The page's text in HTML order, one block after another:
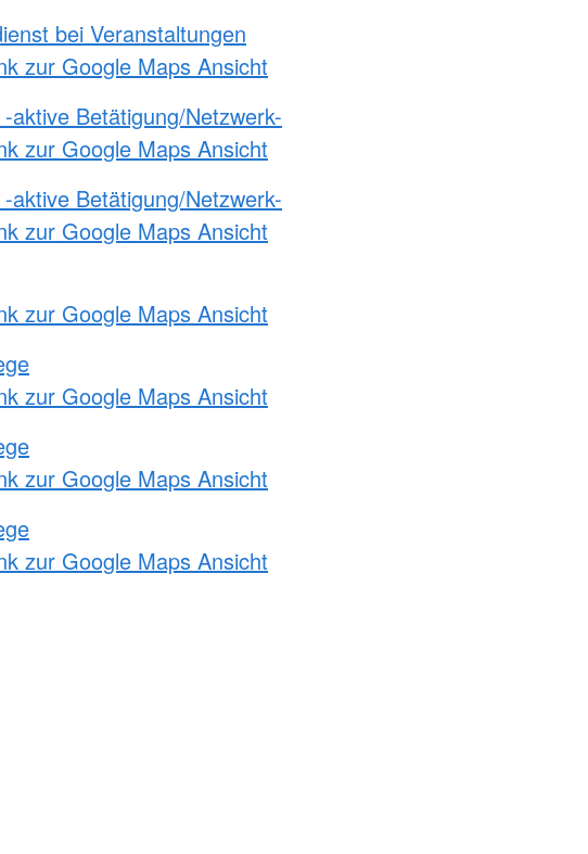
bei Veranstaltungen
zur Google Maps Ansicht
aktive Betätigung/Netzwerk-
zur Google Maps Ansicht
aktive Betätigung/Netzwerk-
zur Google Maps Ansicht
zur Google Maps Ansicht
zur Google Maps Ansicht
zur Google Maps Ansicht
zur Google Maps Ansicht